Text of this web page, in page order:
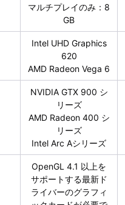
マルチプレイのみ：8
GB
Intel UHD Graphics
620
AMD Radeon Vega 6
NVIDIA GTX 900 シ
リーズ
AMD Radeon 400 シ
リーズ
Intel Arc Aシリーズ
OpenGL 4.1 以上を
サポートする最新ド
ライバーのグラフィ